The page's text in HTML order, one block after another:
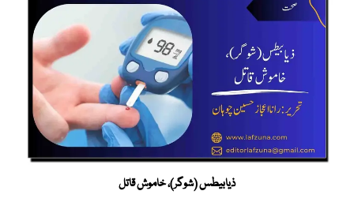
ذیابیطس (شوگر)، خاموش قاتل